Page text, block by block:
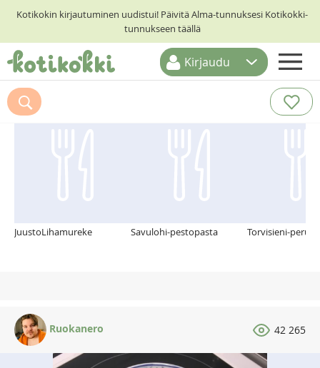
Kotikokin kirjautuminen uudistui! Päivitä Alma-tunnuksesi Kotikokki-
tunnukseen täällä
ETUSIVU
RESEPTIHAKU
Kirjaudu
Suosittelemme myös
JuustoLihamureke Savulohi-pestopasta Torvisieni-
Ruokanero 42 265